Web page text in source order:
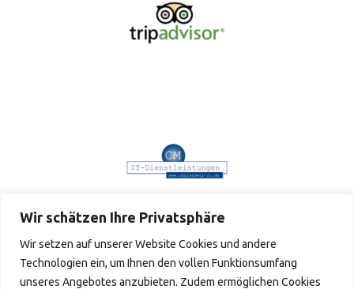
Wir schätzen Ihre Privatsphäre
Wir setzen auf unserer Website Cookies und andere
Technologien ein, um Ihnen den vollen Funktionsumfang
unseres Angebotes anzubieten. Zudem ermöglichen Cookies